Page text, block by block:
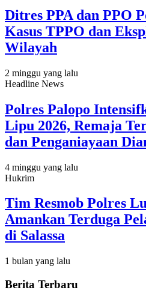
Ditres PPA dan PPO
Kasus TPPO dan
Wilayah
2 minggu yang lalu
Headline News
Polres Palopo
Lipu 2026, Remaja
dan Penganiayaan
4 minggu yang lalu
Hukrim
Tim Resmob Polres
Amankan Terduga
di Salassa
1 bulan yang lalu
Berita Terbaru